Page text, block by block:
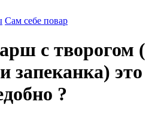
Сам себе повар
с творогом (
запеканка) это
?